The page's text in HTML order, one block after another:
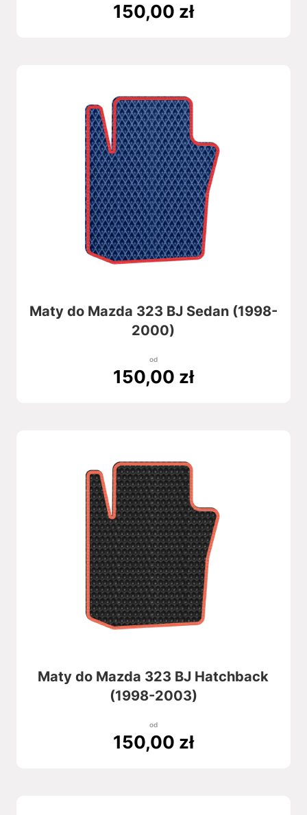
150,00 zł
Maty do Mazda 323 BJ Sedan (1998-
2000)
od
150,00 zł
Maty do Mazda 323 BJ Hatchback
(1998-2003)
od
150,00 zł